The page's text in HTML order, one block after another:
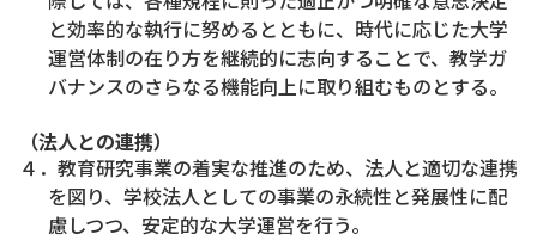
と効率的な執行に努めるとともに、時代に応じた大学
運営体制の在り方を継続的に志向することで、教学ガ
バナンスのさらなる機能向上に取り組むものとする。
（法人との連携）
４．教育研究事業の着実な推進のため、法人と適切な連携
を図り、学校法人としての事業の永続性と発展性に配
慮しつつ、安定的な大学運営を行う。